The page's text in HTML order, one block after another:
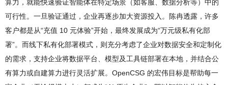
算力，就能快速验证智能体在特定场景（如客服、数据分析等）中的
可行性。一旦验证通过，企业再逐步加大资源投入。陈冉透露，许多
客户都是从“充值 10 元体验”开始，最终发展成为“万元级私有化部
署”。而线下私有化部署模式，则充分考虑了企业对数据安全和定制化
的需求，支持企业将数据平台、模型及工具链部署在本地，并结合公
有算力或自建算力进行灵活扩展。OpenCSG 的宏伟目标是帮助每一